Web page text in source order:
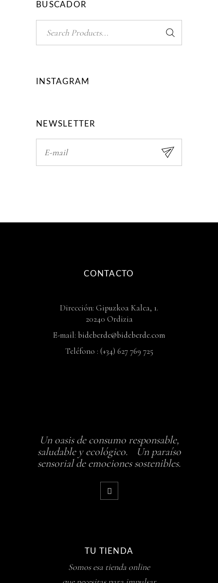
BUSCADOR
INSTAGRAM
NEWSLETTER
CONTACTO
Dirección: Gipuzkoa Kalea, 1.
20240 Ordizia
E-mail: bideberde@bideberde.com
Teléfono : (+34) 627 769 725
Un oasis de consumo responsable,
saludable y ecológico. Un paraíso
sensorial de emociones sostenibles.
TU TIENDA
Somos esa tienda online